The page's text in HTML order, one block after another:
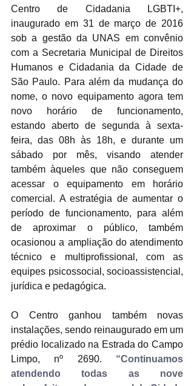
Centro de Cidadania LGBTI+,
inaugurado em 31 de março de 2016
sob a gestão da UNAS em convênio
com a Secretaria Municipal de Direitos
Humanos e Cidadania da Cidade de
São Paulo. Para além da mudança do
nome, o novo equipamento agora tem
novo horário de funcionamento,
estando aberto de segunda à sexta-
feira, das 08h às 18h, e durante um
sábado por mês, visando atender
também àqueles que não conseguem
acessar o equipamento em horário
comercial. A estratégia de aumentar o
período de funcionamento, para além
de aproximar o público, também
ocasionou a ampliação do atendimento
técnico e multiprofissional, com as
equipes psicossocial, socioassistencial,
jurídica e pedagógica.
O Centro ganhou também novas
instalações, sendo reinaugurado em um
prédio localizado na Estrada do Campo
Limpo, nº 2690. “Continuamos
atendendo todas as nove